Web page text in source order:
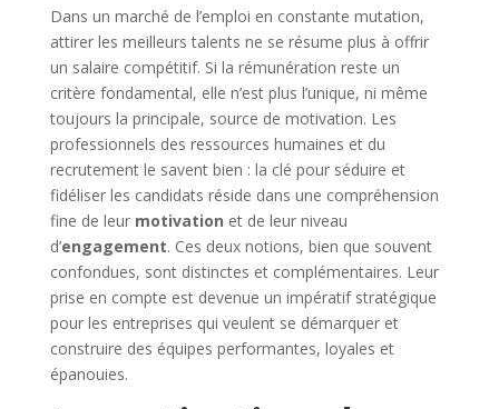
Dans un marché de l’emploi en constante mutation,
attirer les meilleurs talents ne se résume plus à offrir
un salaire compétitif. Si la rémunération reste un
critère fondamental, elle n’est plus l’unique, ni même
toujours la principale, source de motivation. Les
professionnels des ressources humaines et du
recrutement le savent bien : la clé pour séduire et
fidéliser les candidats réside dans une compréhension
fine de leur motivation et de leur niveau
d’engagement. Ces deux notions, bien que souvent
confondues, sont distinctes et complémentaires. Leur
prise en compte est devenue un impératif stratégique
pour les entreprises qui veulent se démarquer et
construire des équipes performantes, loyales et
épanouies.